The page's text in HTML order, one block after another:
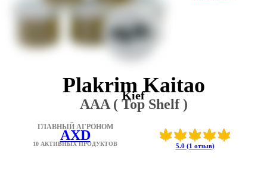
Plakrim Kaitao
Kief
AAA ( Top Shelf )
5.0 (1 отзыв)
ГЛАВНЫЙ АГРОНОМ
AXD
10 АКТИВНЫХ ПРОДУКТОВ